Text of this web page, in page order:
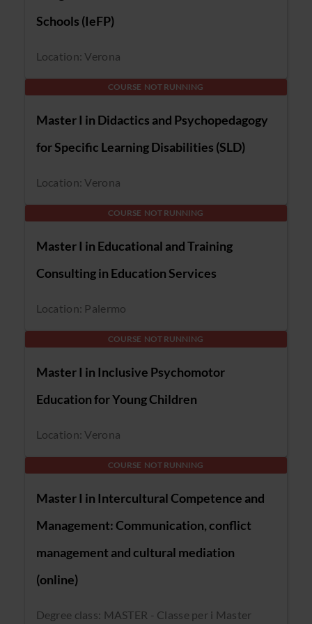
Schools (IeFP)
Location: Verona
COURSE NOT RUNNING
Master I in Didactics and Psychopedagogy
for Specific Learning Disabilities (SLD)
Location: Verona
COURSE NOT RUNNING
Master I in Educational and Training
Consulting in Education Services
Location: Palermo
COURSE NOT RUNNING
Master I in Inclusive Psychomotor
Education for Young Children
Location: Verona
COURSE NOT RUNNING
Master I in Intercultural Competence and
Management: Communication, conflict
management and cultural mediation
(online)
Degree class: MASTER - Classe per i Master